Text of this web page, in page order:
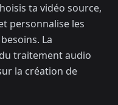
ta vidéo source,
personnalise les
La
traitement audio
la création de